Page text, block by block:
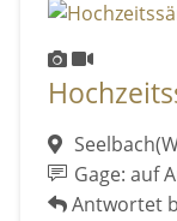
Gage: auf
Antwortet